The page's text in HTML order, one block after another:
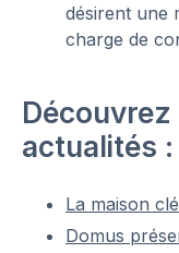
désirent une
charge de
actualités :
La maison
Domus